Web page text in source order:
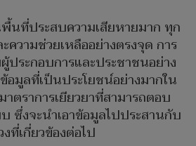
พื้นที่ประสบความเสียหายมาก ทุก
ความช่วยเหลืออย่างตรงจุด การ
ระกอบการและประชาชนอย่าง
อมูลที่เป็นประโยชน์อย่างมากใน
ตราการเยียวยาที่สามารถตอบ
ซึ่งจะนำเอาข้อมูลไปประสานกับ
ที่เกี่ยวข้องต่อไป